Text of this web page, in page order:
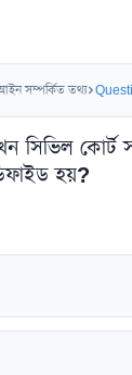
সম্পর্কিত তথ্য
সিভিল কোর্ট
হয়?